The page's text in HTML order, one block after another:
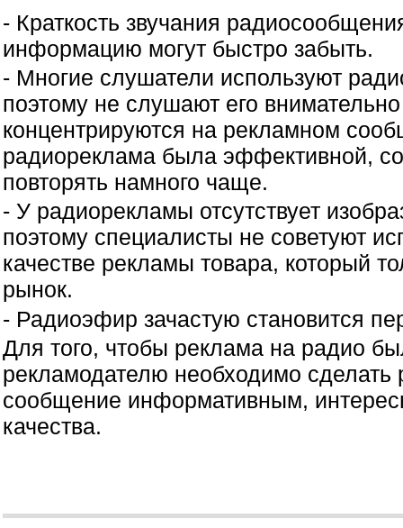
- Краткость звучания
информацию могут быстро забыть.
- Многие слушатели используют
поэтому не слушают его
концентрируются на рекламном
радиореклама была эффективной,
повторять намного чаще.
- У радиорекламы отсутствует
поэтому специалисты не советуют
качестве рекламы товара, который
рынок.
- Радиоэфир зачастую становится
Для того, чтобы реклама на радио
рекламодателю необходимо сделать
сообщение информативным,
качества.